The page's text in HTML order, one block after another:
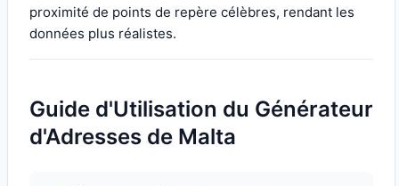
proximité de points de repère célèbres, rendant les
données plus réalistes.
Guide d'Utilisation du Générateur
d'Adresses de Malta